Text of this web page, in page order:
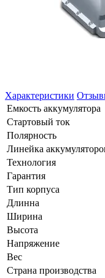
Характеристики
Емкость аккумулятора
Стартовый ток
Полярность
Линейка
Технология
Гарантия
Тип корпуса
Длинна
Ширина
Высота
Напряжение
Вес
Страна производства